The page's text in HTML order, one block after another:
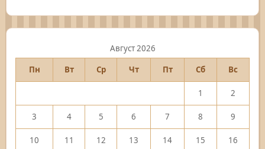
Август 2026
Пн
Вт Ср Чт Пт Сб Вс
1 2
3 4 5 6 7 8 9
10 11 12 13 14 15 16